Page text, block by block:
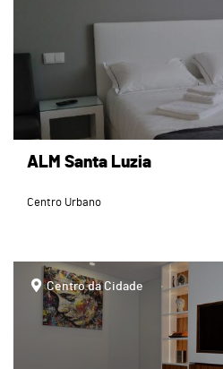
ALM Santa Luzia
Centro Urbano
page
Centro da Cidade